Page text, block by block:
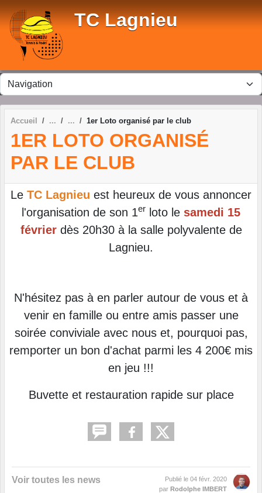
TC Lagnieu
Accueil 1er Loto organisé par le club
1ER LOTO ORGANISÉ
PAR LE CLUB
Le TC Lagnieu est heureux de vous annoncer
l'organisation de son 1er loto le samedi 15
févrierdès 20h30 à la salle polyvalente de
Lagnieu.
N'hésitez pas à en parler autour de vous et à
venir en famille ou entre amis passer une
soirée conviviale avec nous et, pourquoi pas,
remporter un bon d'achat parmi les 4 200€ mis
en jeu !!!
Buvette et restauration rapide sur place
Voir toutes les news Publié le 04 févr. 2020
par Rodolphe IMBERT